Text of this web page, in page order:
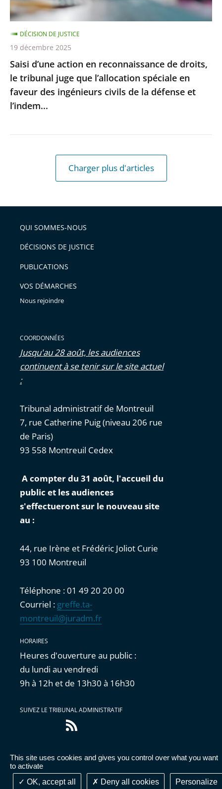
This site uses cookies and gives you control over what you want
to activate
OK, accept all
Deny all cookies Personalize
tribunal
juge
que
l’allocation
spéciale
en
faveur
des
l’indem...
Saisi d’une action en reconnaissance de droits,
le tribunal juge que l’allocation spéciale en
faveur des ingénieurs civils de la défense et
l’indem...
DÉCISION DE JUSTICE
19 décembre 2025
Charger plus d'articles
QUI SOMMES-NOUS
DÉCISIONS DE JUSTICE
PUBLICATIONS
VOS DÉMARCHES
Nous rejoindre
COORDONNÉES
Jusqu'au 28 août, les audiences
continuent à se tenir sur le site actuel
:
Tribunal administratif de Montreuil
7, rue Catherine Puig (niveau 206 rue
de Paris)
93 558 Montreuil Cedex
A compter du 31 août, l'accueil du
public et les audiences
s'effectueront sur le nouveau site
au :
44, rue Irène et Frédéric Joliot Curie
93 100 Montreuil
Téléphone : 01 49 20 20 00
Courriel : greffe.ta-
montreuil@juradm.fr
HORAIRES
Heures d'ouverture au public :
du lundi au vendredi
9h à 12h et de 13h30 à 16h30
SUIVEZ LE TRIBUNAL ADMINISTRATIF
Flux
RSS
Accessibilité : partiellement conforme
Mentions
légales|Cookies Données personnelles